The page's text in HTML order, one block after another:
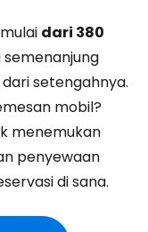
dari 380
semenanjung
setengahnya.
mobil?
menemukan
penyewaan
di sana.